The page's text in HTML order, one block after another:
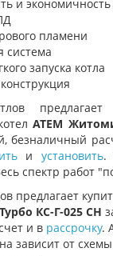
и
пламени
система
запуска котла
АТЕМ
безналичный
и установить.
спектр работ
предлагает
КС-Г-025 СН
и в рассрочку.
зависит от